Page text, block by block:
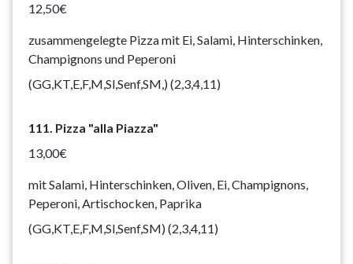
12,50€
zusammengelegte Pizza mit Ei, Salami, Hinterschinken,
Champignons und Peperoni
(GG,KT,E,F,M,Sl,Senf,SM,) (2,3,4,11)
111. Pizza "alla Piazza"
13,00€
mit Salami, Hinterschinken, Oliven, Ei, Champignons,
Peperoni, Artischocken, Paprika
(GG,KT,E,F,M,Sl,Senf,SM) (2,3,4,11)